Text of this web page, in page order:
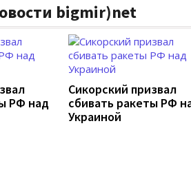
bigmir)net
РФ над
Сикорский призвал
сбивать ракеты РФ
Украиной